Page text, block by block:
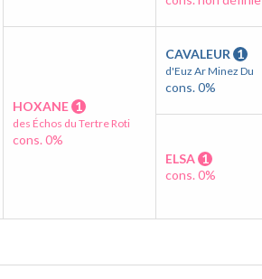
HOXANE 1
des Échos du Tertre Roti
cons. 0%
CAVALEUR 1
d'Euz Ar Minez Du
cons. 0%
ELSA 1
cons. 0%